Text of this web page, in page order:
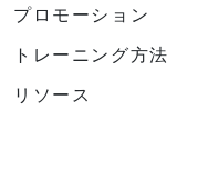
プロモーション
トレーニング方法
リソース